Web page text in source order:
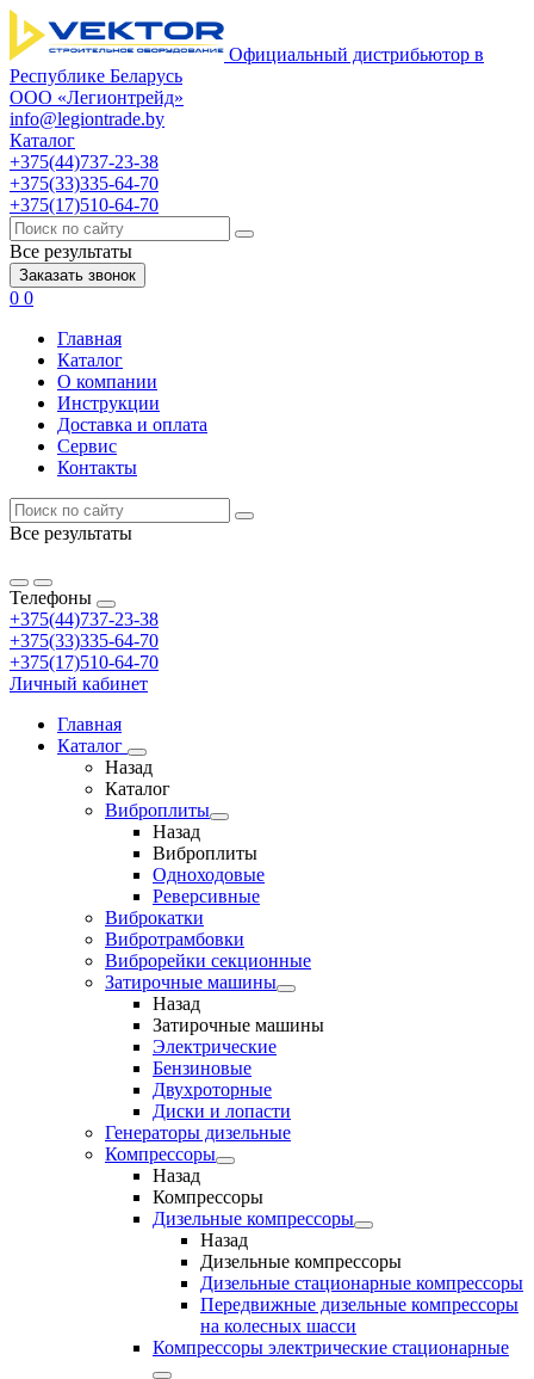
Официальный дистрибьютор в
Республике Беларусь
ООО «Легионтрейд»
info@legiontrade.by
Каталог
+375(44)737-23-38
+375(33)335-64-70
+375(17)510-64-70
Все результаты
Заказать звонок
0 0
Главная
Каталог
О компании
Инструкции
Доставка и оплата
Сервис
Контакты
Все результаты
Телефоны
+375(44)737-23-38
+375(33)335-64-70
+375(17)510-64-70
Личный кабинет
Главная
Каталог
Назад
Каталог
Виброплиты
Назад
Виброплиты
Одноходовые
Реверсивные
Виброкатки
Вибротрамбовки
Виброрейки секционные
Затирочные машины
Назад
Затирочные машины
Электрические
Бензиновые
Двухроторные
Диски и лопасти
Генераторы дизельные
Компрессоры
Назад
Компрессоры
Дизельные компрессоры
Назад
Дизельные компрессоры
Дизельные стационарные компрессоры
Передвижные дизельные компрессоры
на колесных шасси
Компрессоры электрические стационарные